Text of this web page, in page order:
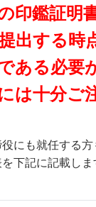
印鑑証明
出する時
ある必要
は十分ご
にも就任する
下記に記載しま